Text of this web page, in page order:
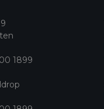
1899